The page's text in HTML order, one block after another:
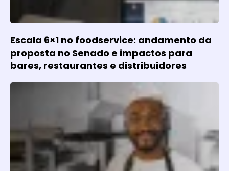
Escala 6×1 no foodservice: andamento da
proposta no Senado e impactos para
bares, restaurantes e distribuidores